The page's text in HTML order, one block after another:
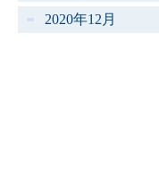
2020年12月